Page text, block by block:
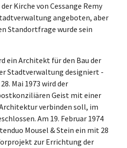
Kirche von Cessange Remy
angeboten, aber
Standortfrage wurde sein
ein Architekt für den Bau der
Stadtverwaltung designiert -
Mai 1973 wird der
Geist mit einer
verbinden soll, im
Am 19. Februar 1974
Mousel & Stein ein mit 28
zur Errichtung der